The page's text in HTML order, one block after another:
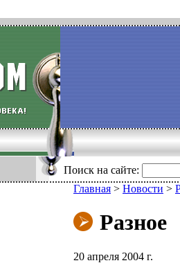
Поиск на сайте:
Главная > Новости >
Разное
20 апреля 2004 г.